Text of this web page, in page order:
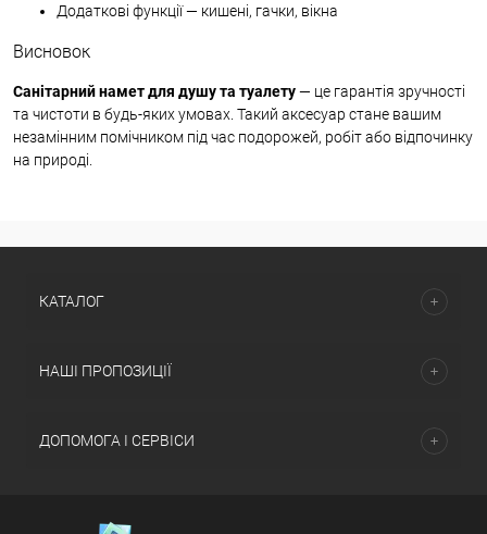
Додаткові функції — кишені, гачки, вікна
Висновок
Санітарний намет для душу та туалету— це гарантія зручності
та чистоти в будь-яких умовах. Такий аксесуар стане вашим
незамінним помічником під час подорожей, робіт або відпочинку
на природі.
КАТАЛОГ
НАШІ ПРОПОЗИЦІЇ
ДОПОМОГА І СЕРВІСИ